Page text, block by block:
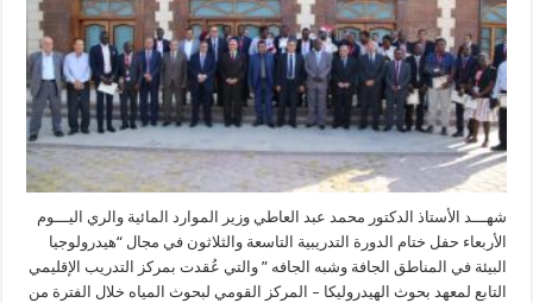
شهـــد الأستاذ الدكتور محمد عبد العاطي وزير الموارد المائية والري اليـــوم
الأربعاء حفل ختام الدورة التدريبية التاسعة والثلاثون في مجال “هيدرولوجيا
البيئة في المناطق الجافة وشبه الجافه ” والتي عُقدت بمركز التدريب الإقليمي
التابع لمعهد بحوث الهيدروليكا – المركز القومي لبحوث المياه خلال الفترة من